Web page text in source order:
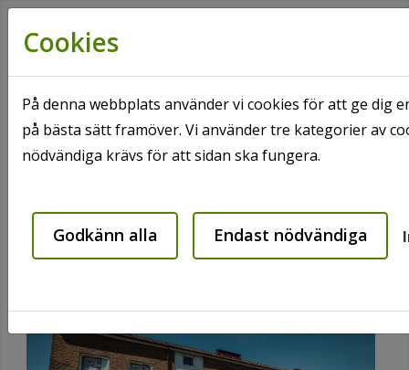
Hem Våra områden
Hanaskog
Vindelgatan 6-8
Cookies
På denna webbplats använder vi cookies för att ge dig
på bästa sätt framöver. Vi använder tre kategorier av
nödvändiga krävs för att sidan ska fungera.
Godkänn alla Endast nödvändiga